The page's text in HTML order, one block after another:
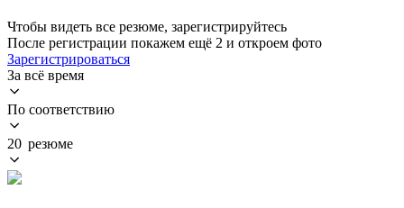
Чтобы видеть все резюме, зарегистрируйтесь
После регистрации покажем ещё 2 и откроем фото
Зарегистрироваться
За всё время
По соответствию
20 резюме